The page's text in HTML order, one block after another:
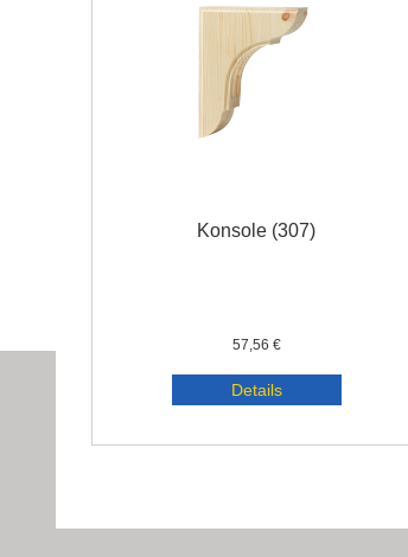
Konsole (307)
57,56 €
Details